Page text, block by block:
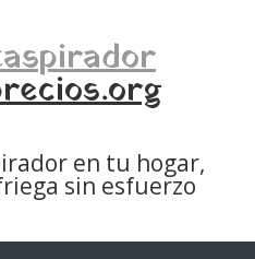
en tu hogar,
sin esfuerzo